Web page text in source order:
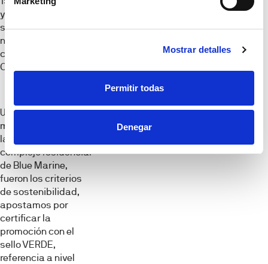
Mostrar detalles
Permitir todas
Denegar
y destaca también
su cercanía a
núcleos urbanos
como Estepona y
Casares.
Uno de los aspectos
más importantes a
la hora de diseñar el
complejo residencial
de Blue Marine,
fueron los criterios
de sostenibilidad,
apostamos por
certificar la
promoción con el
sello VERDE,
referencia a nivel